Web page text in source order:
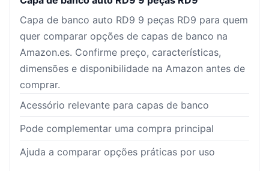
Capa de banco auto RD9 9 peças RD9 para quem
quer comparar opções de capas de banco na
Amazon.es. Confirme preço, características,
dimensões e disponibilidade na Amazon antes de
comprar.
Acessório relevante para capas de banco
Pode complementar uma compra principal
Ajuda a comparar opções práticas por uso